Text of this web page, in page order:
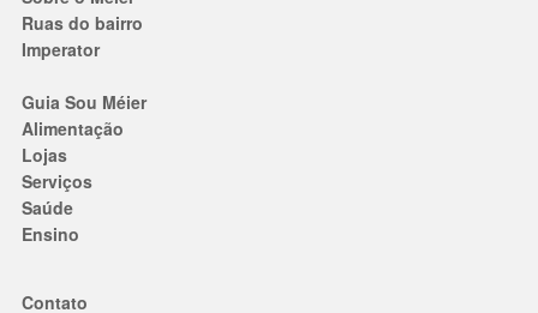
Ruas do bairro
Imperator
Guia Sou Méier
Alimentação
Lojas
Serviços
Saúde
Ensino
Contato